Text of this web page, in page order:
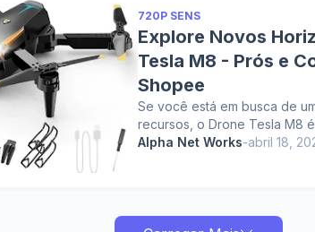
720P SENS
Explore Novos
Tesla M8 - Prós e
Shopee
Se você está em busca de
recursos, o Drone Tesla M8
Alpha Net Works-abril 18,